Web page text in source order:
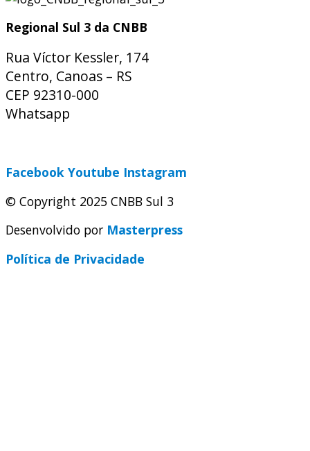
Regional Sul 3 da CNBB
Rua Víctor Kessler, 174
Centro, Canoas – RS
CEP 92310-000
Whatsapp
Facebook Youtube Instagram
© Copyright 2025 CNBB Sul 3
Desenvolvido por Masterpress
Política de Privacidade